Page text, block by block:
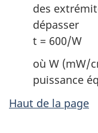
des
dépasser
t = 600/W
où W (mW/
puissance
Haut de la page